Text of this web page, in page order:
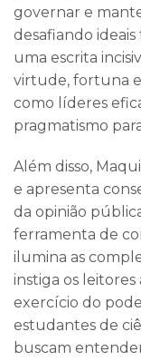
governar e
desafiando
uma escrita
virtude, fortuna
como líderes
pragmatismo
Além disso,
e apresenta
da opinião
ferramenta de
ilumina as
instiga os
exercício do
estudantes de
buscam